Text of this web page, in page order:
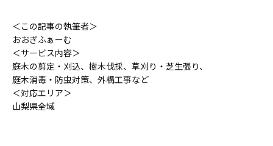
＜この記事の執筆者＞
おおぎふぁーむ
＜サービス内容＞
庭木の剪定・刈込、樹木伐採、草刈り・芝生張り、
庭木消毒・防虫対策、外構工事など
＜対応エリア＞
山梨県全域